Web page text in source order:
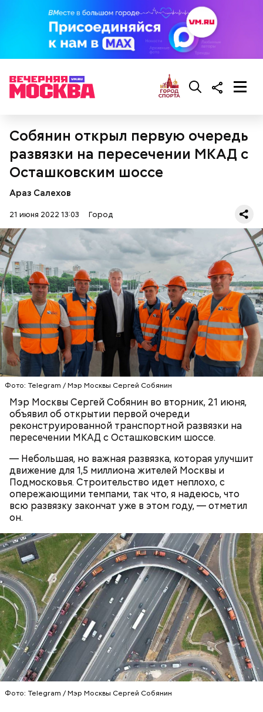
Собянин открыл первую очередь
развязки на пересечении МКАД с
Осташковским шоссе
Араз Салехов
21 июня 2022 13:03 Город
Фото: Telegram / Мэр Москвы Сергей Собянин
Мэр Москвы Сергей Собянин во вторник, 21 июня,
объявил об открытии первой очереди
реконструированной транспортной развязки на
пересечении МКАД с Осташковским шоссе.
— Небольшая, но важная развязка, которая улучшит
движение для 1,5 миллиона жителей Москвы и
Подмосковья. Строительство идет неплохо, с
опережающими темпами, так что, я надеюсь, что
всю развязку закончат уже в этом году, — отметил
он.
Фото: Telegram / Мэр Москвы Сергей Собянин
Сергей Собянин в преддверии Дня строителя
открылСитуационный центрградостроительного
комплекса столицы и вручил награды победителям
ежегодного городского конкурса «Лучший
По его словам, градостроительный комплекс